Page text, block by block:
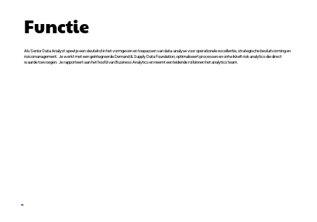
Functie
Als Senior Data Analyst speel je een sleutelrol in het vormgeven en toepassen van data-analyse voor operationele excellentie, strategische besluitvorming en
risicomanagement. Je werkt met een geïntegreerde Demand & Supply Data Foundation, optimaliseert processen en ontwikkelt risk analytics die direct
waarde toevoegen. Je rapporteert aan het hoofd van Business Analytics en neemt een leidende rol binnen het analytics team.